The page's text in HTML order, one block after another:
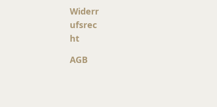
Widerr
ufsrec
ht
AGB